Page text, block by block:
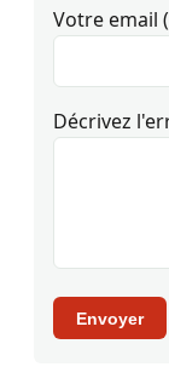
Votre email
Décrivez
Envoyer